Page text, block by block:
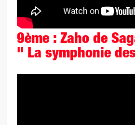
9ème : Zaho de
" La symphonie